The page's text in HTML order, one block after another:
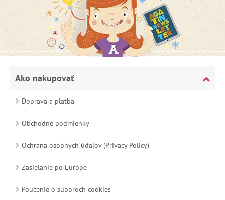
Ako nakupovať
Doprava a platba
Obchodné podmienky
Ochrana osobných údajov (Privacy Policy)
Zasielanie po Európe
Poučenie o súboroch cookies